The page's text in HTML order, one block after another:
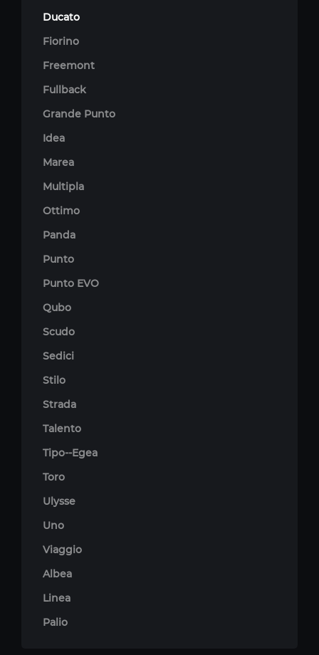
Ducato
Fiorino
Freemont
Fullback
Grande Punto
Idea
Marea
Multipla
Ottimo
Panda
Punto
Punto EVO
Qubo
Scudo
Sedici
Stilo
Strada
Talento
Tipo--Egea
Toro
Ulysse
Uno
Viaggio
Albea
Linea
Palio